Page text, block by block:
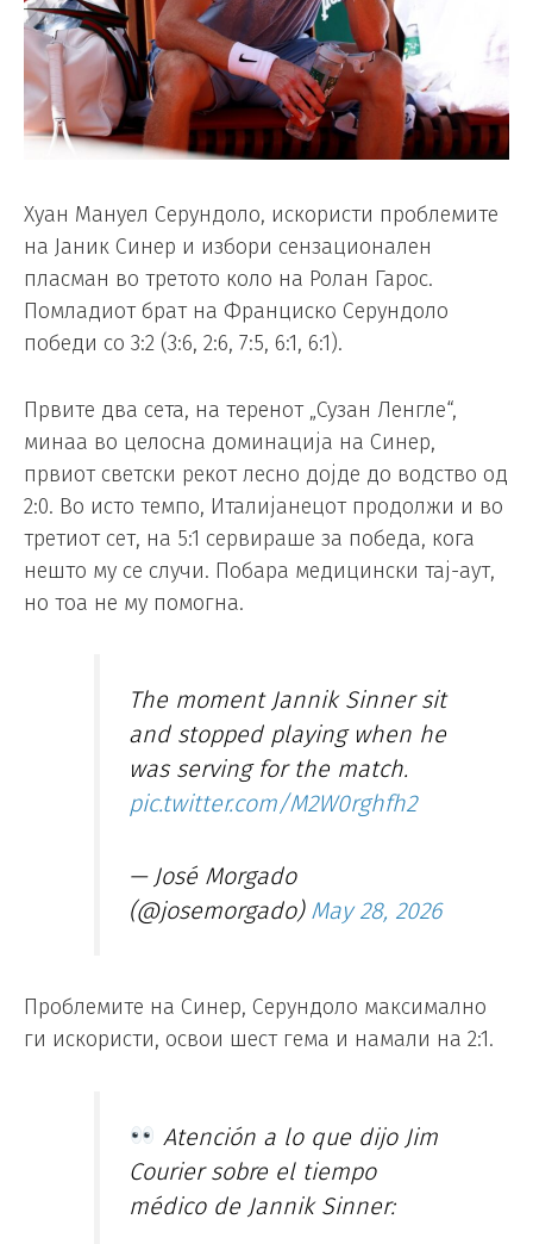
Хуан Мануел Серундоло, искористи проблемите
на Јаник Синер и избори сензационален
пласман во третото коло на Ролан Гарос.
Помладиот брат на Франциско Серундоло
победи со 3:2 (3:6, 2:6, 7:5, 6:1, 6:1).
Првите два сета, на теренот „Сузан Ленгле“,
минаа во целосна доминација на Синер,
првиот светски рекот лесно дојде до водство од
2:0. Во исто темпо, Италијанецот продолжи и во
третиот сет, на 5:1 сервираше за победа, кога
нешто му се случи. Побара медицински тај-аут,
но тоа не му помогна.
The moment Jannik Sinner sit
and stopped playing when he
was serving for the match.
pic.twitter.com/M2W0rghfh2
— José Morgado
(@josemorgado) May 28, 2026
Проблемите на Синер, Серундоло максимално
ги искористи, освои шест гема и намали на 2:1.
Atención a lo que dijo Jim
Courier sobre el tiempo
médico de Jannik Sinner: